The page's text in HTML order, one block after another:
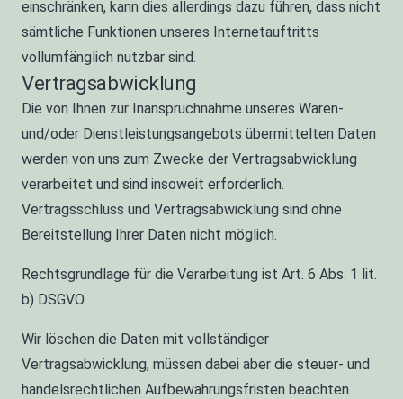
einschränken, kann dies allerdings dazu führen, dass nicht
sämtliche Funktionen unseres Internetauftritts
vollumfänglich nutzbar sind.
Vertragsabwicklung
Die von Ihnen zur Inanspruchnahme unseres Waren-
und/oder Dienstleistungsangebots übermittelten Daten
werden von uns zum Zwecke der Vertragsabwicklung
verarbeitet und sind insoweit erforderlich.
Vertragsschluss und Vertragsabwicklung sind ohne
Bereitstellung Ihrer Daten nicht möglich.
Rechtsgrundlage für die Verarbeitung ist Art. 6 Abs. 1 lit.
b) DSGVO.
Wir löschen die Daten mit vollständiger
Vertragsabwicklung, müssen dabei aber die steuer- und
handelsrechtlichen Aufbewahrungsfristen beachten.